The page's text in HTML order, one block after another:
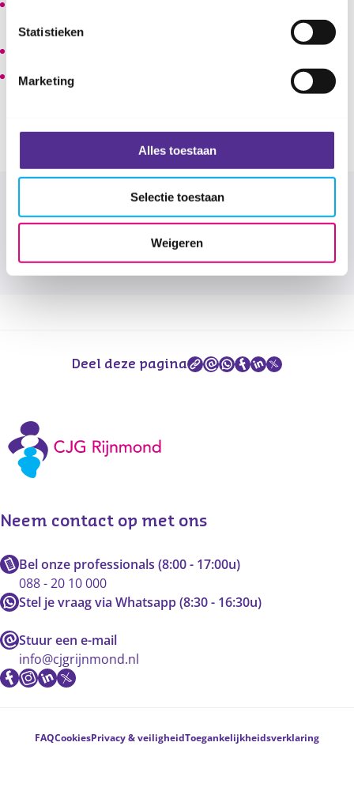
Statistieken
Marketing
Alles toestaan
Selectie toestaan
Weigeren
aanbiedende gemeente.
Deze training wordt niet georganiseerd door CJG
Selecteer gemeente
Deel deze pagina
Neem contact op met ons
Bel onze professionals (8:00 - 17:00u)
088 - 20 10 000
Stel je vraag via Whatsapp (8:30 - 16:30u)
Stuur een e-mail
info@cjgrijnmond.nl
Voetnavigatie
FAQCookiesPrivacy & veiligheidToegankelijkheidsverklaring